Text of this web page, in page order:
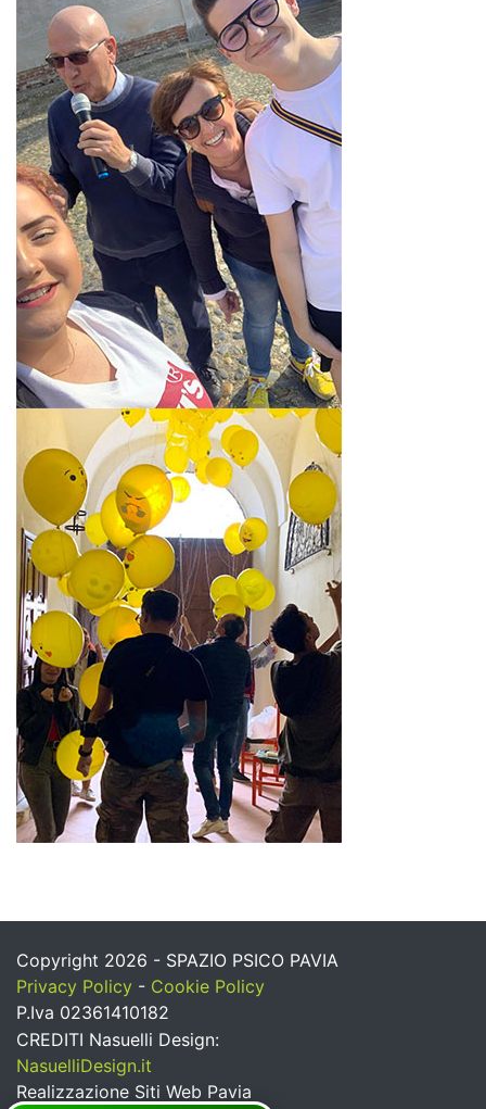
Copyright 2026 - SPAZIO PSICO PAVIA
Privacy Policy - Cookie Policy
P.Iva 02361410182
CREDITI Nasuelli Design:
NasuelliDesign.it
Realizzazione Siti Web Pavia